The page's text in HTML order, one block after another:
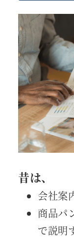
昔は、
会社案
商品パ
で説明